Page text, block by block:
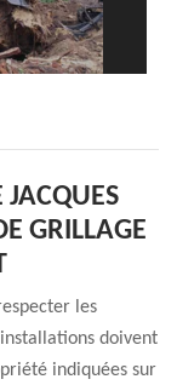
JACQUES
GRILLAGE
les
doivent
indiquées sur